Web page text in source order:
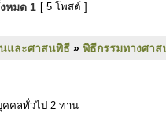
หมด 1 [ 5 โพสต์ ]
และศาสนพิธี » พิธีกรรมทางศา
คลทั่วไป 2 ท่าน